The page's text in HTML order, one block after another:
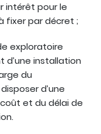
intérêt pour le
fixer par décret ;
exploratoire
d’une installation
du
d’une
et du délai de